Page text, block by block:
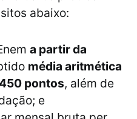
abaixo:
a partir da
média aritmética
pontos, além de
e